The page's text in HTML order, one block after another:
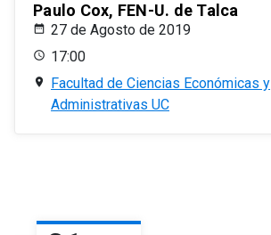
Paulo Cox, FEN-U. de Talca
27 de Agosto de 2019
17:00
Facultad de Ciencias Económicas y
Administrativas UC